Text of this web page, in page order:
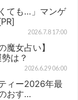
ても…」マンゲ
2026.7.8 17:00
魔女占い】
は？
2026.6.29 06:00
ィー2026年最
おす…